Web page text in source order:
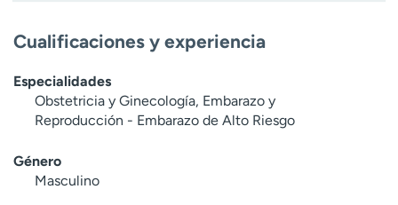
Cualificaciones y experiencia
Especialidades
Obstetricia y Ginecología, Embarazo y
Reproducción - Embarazo de Alto Riesgo
Género
Masculino